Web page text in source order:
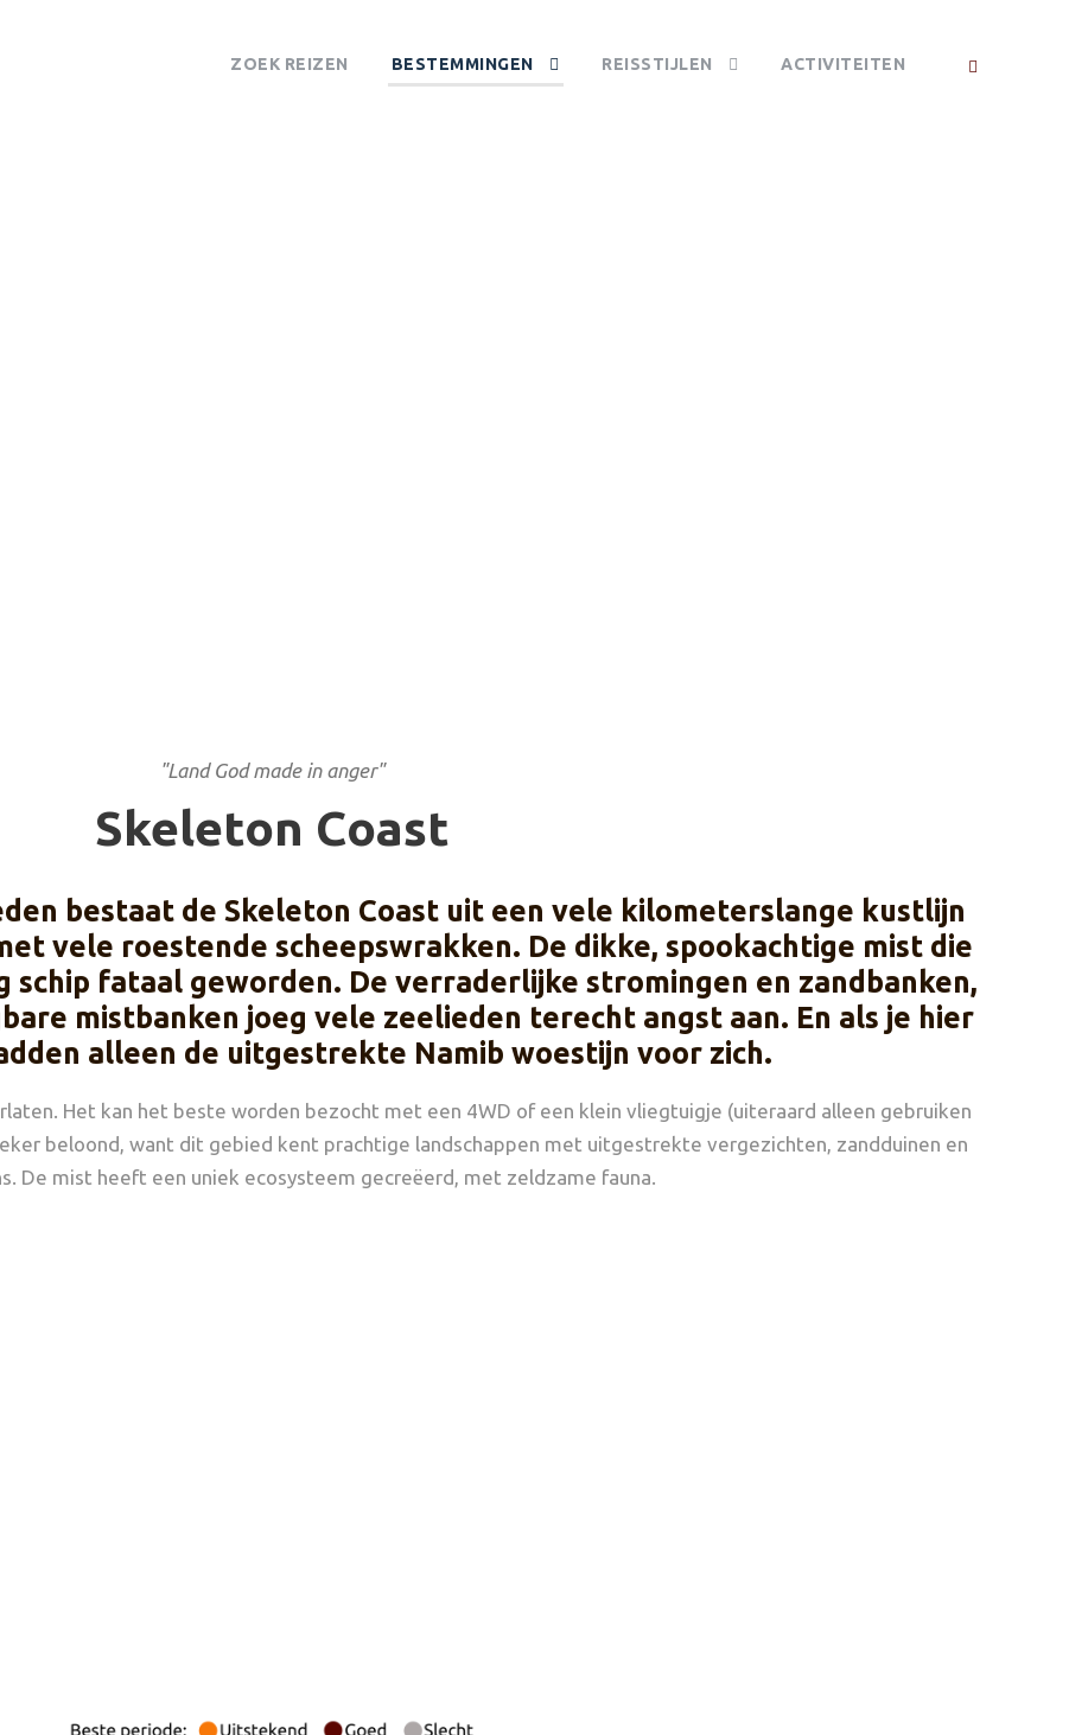
ZOEK REIZEN BESTEMMINGEN REISSTIJLEN ACTIVITEITEN
"Land God made in anger"
Skeleton Coast
bestaat de Skeleton Coast uit een vele kilometerslange kustlijn
vele roestende scheepswrakken. De dikke, spookachtige mist die
schip fataal geworden. De verraderlijke stromingen en zandbanken,
mistbanken joeg vele zeelieden terecht angst aan. En als je hier
alleen de uitgestrekte Namib woestijn voor zich.
Het kan het beste worden bezocht met een 4WD of een klein vliegtuigje (uiteraard alleen gebruiken
beloond, want dit gebied kent prachtige landschappen met uitgestrekte vergezichten, zandduinen en
De mist heeft een uniek ecosysteem gecreëerd, met zeldzame fauna.